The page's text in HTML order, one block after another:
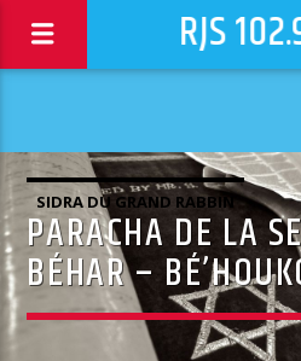
RJS
SIDRA DU GRAND RABBIN
PARACHA DE LA
BÉHAR –